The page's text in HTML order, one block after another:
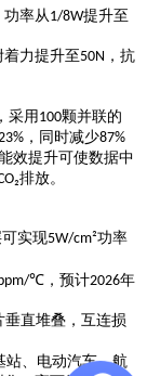
率从 1/8W提升至
着力提升至50N ，抗
采用 100颗并联的
，同时减少87%
效提升可使数据中
排放。
实现5W/cm²功率
℃ ，预计2026年
直堆叠，互连损
站、电动汽车、航